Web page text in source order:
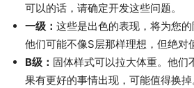
可以的话，请确定开发这些问题。
一级： 这些是出色的表现，将为您的
他们可能不像S层那样理想，但绝对
B级： 固体样式可以拉大体重。他们
果有更好的事情出现，可能值得换掉